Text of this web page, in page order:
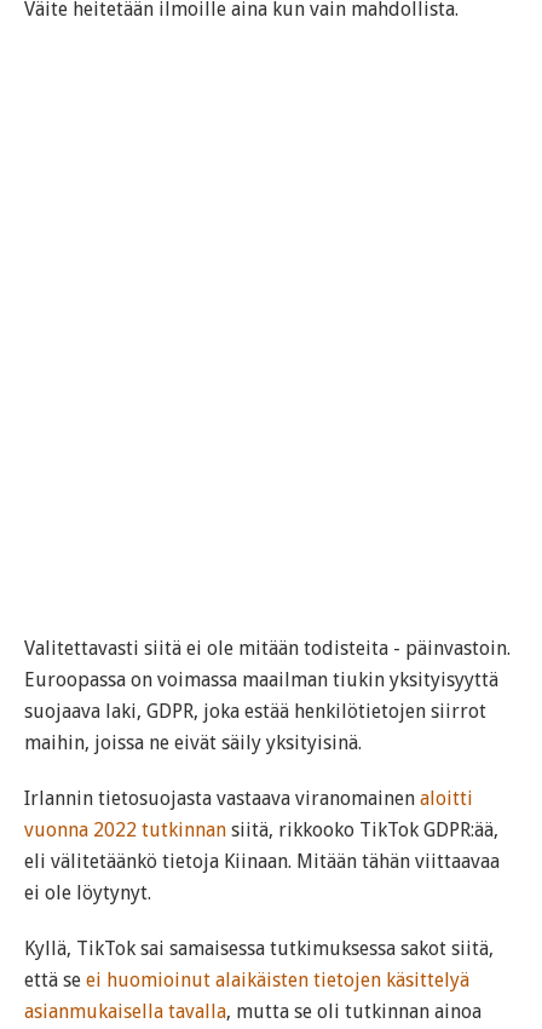
Väite heitetään ilmoille aina kun vain mahdollista.
Valitettavasti siitä ei ole mitään todisteita - päinvastoin.
Euroopassa on voimassa maailman tiukin yksityisyyttä
suojaava laki, GDPR, joka estää henkilötietojen siirrot
maihin, joissa ne eivät säily yksityisinä.
Irlannin tietosuojasta vastaava viranomainen aloitti
vuonna 2022 tutkinnan siitä, rikkooko TikTok GDPR:ää,
eli välitetäänkö tietoja Kiinaan. Mitään tähän viittaavaa
ei ole löytynyt.
Kyllä, TikTok sai samaisessa tutkimuksessa sakot siitä,
että se ei huomioinut alaikäisten tietojen käsittelyä
asianmukaisella tavalla, mutta se oli tutkinnan ainoa